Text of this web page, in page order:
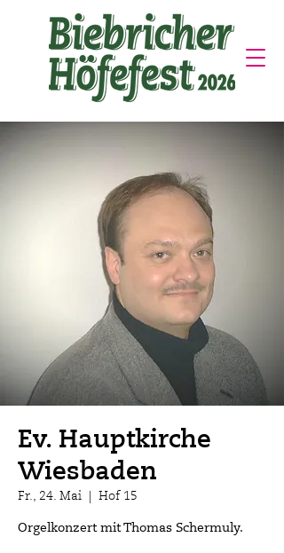
Ev. Hauptkirche
Wiesbaden
Fr., 24. Mai
  |
Hof 15
Orgelkonzert mit Thomas Schermuly.